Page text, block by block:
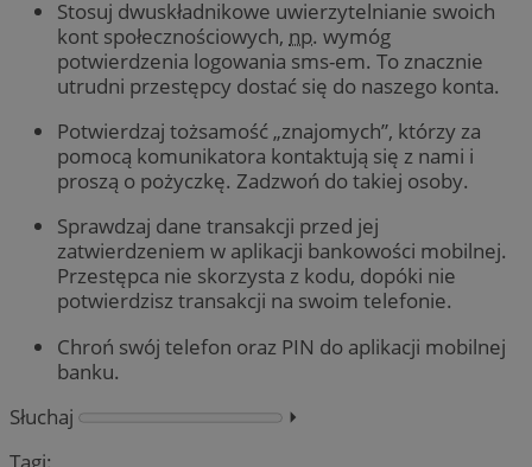
Stosuj dwuskładnikowe uwierzytelnianie swoich
kont społecznościowych, np. wymóg
potwierdzenia logowania sms-em. To znacznie
utrudni przestępcy dostać się do naszego konta.
Potwierdzaj tożsamość „znajomych”, którzy za
pomocą komunikatora kontaktują się z nami i
proszą o pożyczkę. Zadzwoń do takiej osoby.
Sprawdzaj dane transakcji przed jej
zatwierdzeniem w aplikacji bankowości mobilnej.
Przestępca nie skorzysta z kodu, dopóki nie
potwierdzisz transakcji na swoim telefonie.
Chroń swój telefon oraz PIN do aplikacji mobilnej
banku.
Słuchaj
⏵︎
Tagi: